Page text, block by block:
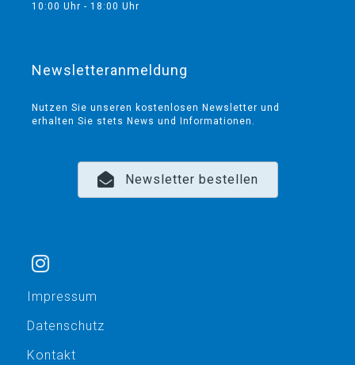
10:00 Uhr - 18:00 Uhr
Newsletteranmeldung
Nutzen Sie unseren kostenlosen Newsletter und
erhalten Sie stets News und Informationen.
Newsletter bestellen
Impressum
Datenschutz
Kontakt